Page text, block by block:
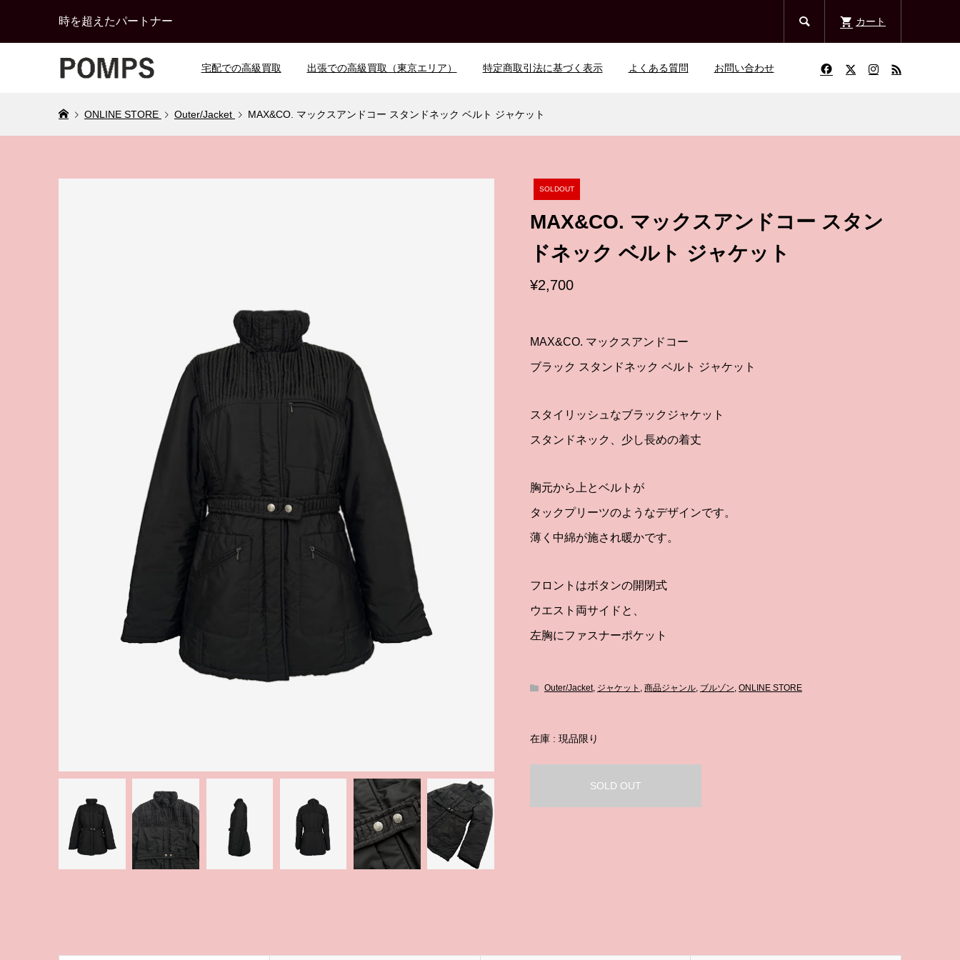
時を超えたパートナー  カート
宅配での高級買取 出張での高級買取（東京エリア） 特定商取引法に基づく表示 よくある質問 お問い合わせ
ONLINE STORE Outer/Jacket MAX&CO. マックスアンドコー スタンドネック ベルト ジャケット
SOLDOUT
MAX&CO. マックスアンドコー スタン
ドネック ベルト ジャケット
¥2,700
MAX&CO. マックスアンドコー
ブラック スタンドネック ベルト ジャケット
スタイリッシュなブラックジャケット
スタンドネック、少し長めの着丈
胸元から上とベルトが
タックプリーツのようなデザインです。
薄く中綿が施され暖かです。
フロントはボタンの開閉式
ウエスト両サイドと、
左胸にファスナーポケット
Outer/Jacket, ジャケット 商品ジャンル, ブルゾン ONLINE STORE
在庫 : 現品限り
SOLD OUT